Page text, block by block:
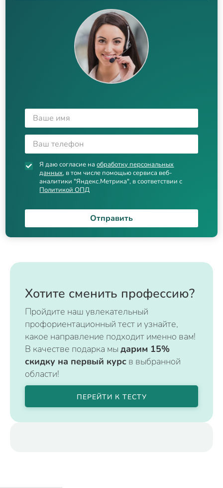
Я даю согласие наобработку персональных
данных, в том числе помощью сервиса веб-
аналитики "Яндекс.Метрика", в соответствии с
Политикой ОПД
Отправить
Хотите сменить профессию?
Пройдите наш увлекательный
профориентационный тест и узнайте,
какое направление подходит именно вам!
В качестве подарка мы дарим 15%
скидку на первый курс в выбранной
области!
ПЕРЕЙТИ К ТЕСТУ